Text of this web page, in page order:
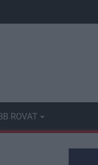
alapos
ROVAT